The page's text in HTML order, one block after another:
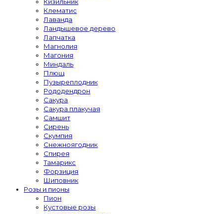
Клематис
Лаванда
Ландышевое дерево
Лапчатка
Магнолия
Магония
Миндаль
Плющ
Пузыреплодник
Рододендрон
Сакура
Сакура плакучая
Самшит
Сирень
Скумпия
Снежноягодник
Спирея
Тамарикс
Форзиция
Шиповник
Розы и пионы
Пион
Кустовые розы